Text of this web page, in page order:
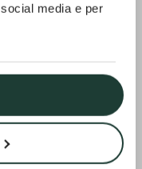
media e per